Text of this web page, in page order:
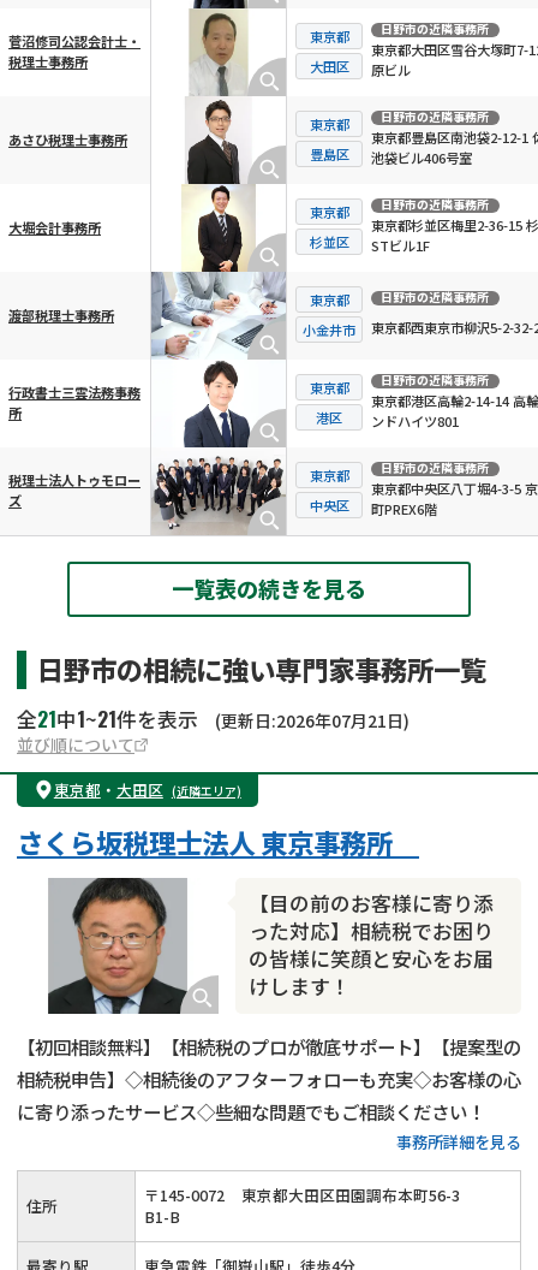
菅沼修司公認会計士・
税理士事務所
東京都
大田区
日野市の近隣事務所
東京都大田区雪谷大塚町7-
原ビル
あさひ税理士事務所
東京都
豊島区
日野市の近隣事務所
東京都豊島区南池袋2-12-1
池袋ビル406号室
大堀会計事務所
東京都
杉並区
日野市の近隣事務所
東京都杉並区梅里2-36-15
STビル1F
渡部税理士事務所
東京都
小金井市
日野市の近隣事務所
東京都西東京市柳沢5-2-32-
行政書士三雲法務事務
所
東京都
港区
日野市の近隣事務所
東京都港区高輪2-14-14 高
ンドハイツ801
税理士法人トゥモロー
ズ
東京都
中央区
日野市の近隣事務所
東京都中央区八丁堀4-3-5
町PREX6階
一覧表の続きを見る
日野市の相続に強い専門家事務所一覧
全21中1~21件を表示
(更新日:2026年07月21日)
並び順について
東京都 ・ 大田区 (近隣エリア)
【目の前のお客様に寄り添
った対応】相続税でお困り
の皆様に笑顔と安心をお届
けします！
さくら坂税理士法人 東京事務所
【初回相談無料】【相続税のプロが徹底サポート】【提案型の
相続税申告】◇相続後のアフターフォローも充実◇お客様の心
に寄り添ったサービス◇些細な問題でもご相談ください！
事務所詳細を見る
住所 〒145-0072
東京都大田区田園調布本町56-3
B1-B
最寄り駅 東急電鉄「御嶽山駅」徒歩4分